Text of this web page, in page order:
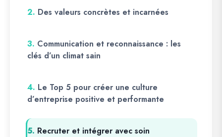
2. Des valeurs concrètes et incarnées
3. Communication et reconnaissance : les
clés d’un climat sain
4. Le Top 5 pour créer une culture
d’entreprise positive et performante
5. Recruter et intégrer avec soin